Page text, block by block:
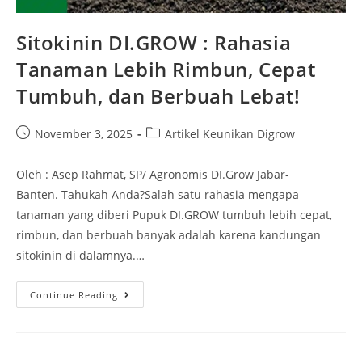
Sitokinin DI.GROW : Rahasia
Tanaman Lebih Rimbun, Cepat
Tumbuh, dan Berbuah Lebat!
November 3, 2025 Artikel Keunikan Digrow
Oleh : Asep Rahmat, SP/ Agronomis DI.Grow Jabar-
Banten. Tahukah Anda?Salah satu rahasia mengapa
tanaman yang diberi Pupuk DI.GROW tumbuh lebih cepat,
rimbun, dan berbuah banyak adalah karena kandungan
sitokinin di dalamnya.…
Continue Reading